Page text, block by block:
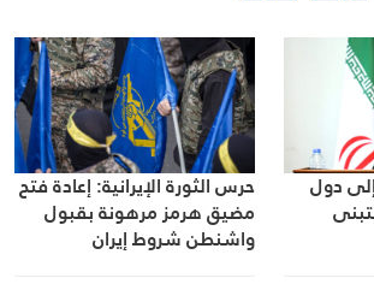
دول حرس الثورة الإيرانية: إعادة فتح
مضيق هرمز مرهونة بقبول
واشنطن شروط إيران